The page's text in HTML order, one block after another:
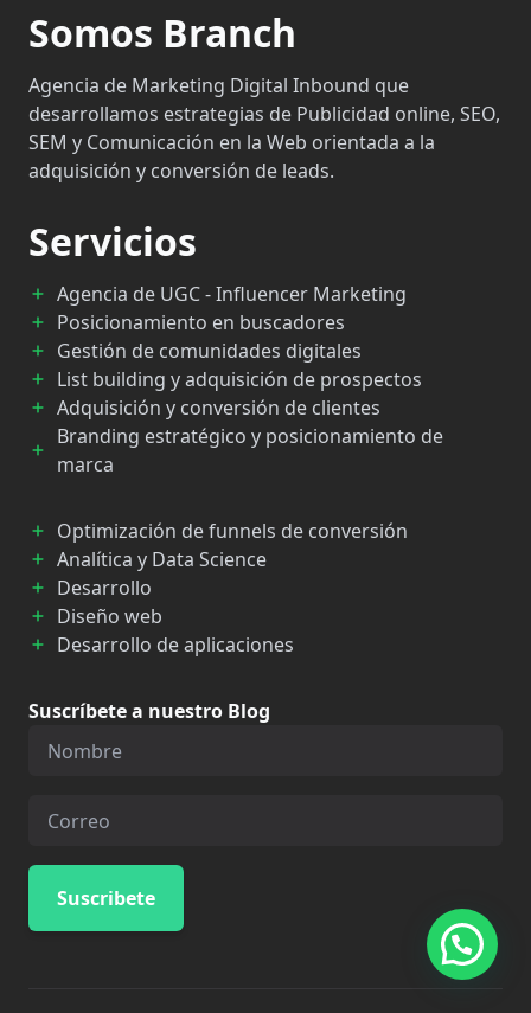
Somos Branch
Agencia de Marketing Digital Inbound que
desarrollamos estrategias de Publicidad online, SEO,
SEM y Comunicación en la Web orientada a la
adquisición y conversión de leads.
Servicios
Agencia de UGC - Influencer Marketing
Posicionamiento en buscadores
Gestión de comunidades digitales
List building y adquisición de prospectos
Adquisición y conversión de clientes
Branding estratégico y posicionamiento de
marca
Optimización de funnels de conversión
Analítica y Data Science
Desarrollo
Diseño web
Desarrollo de aplicaciones
Suscríbete a nuestro Blog